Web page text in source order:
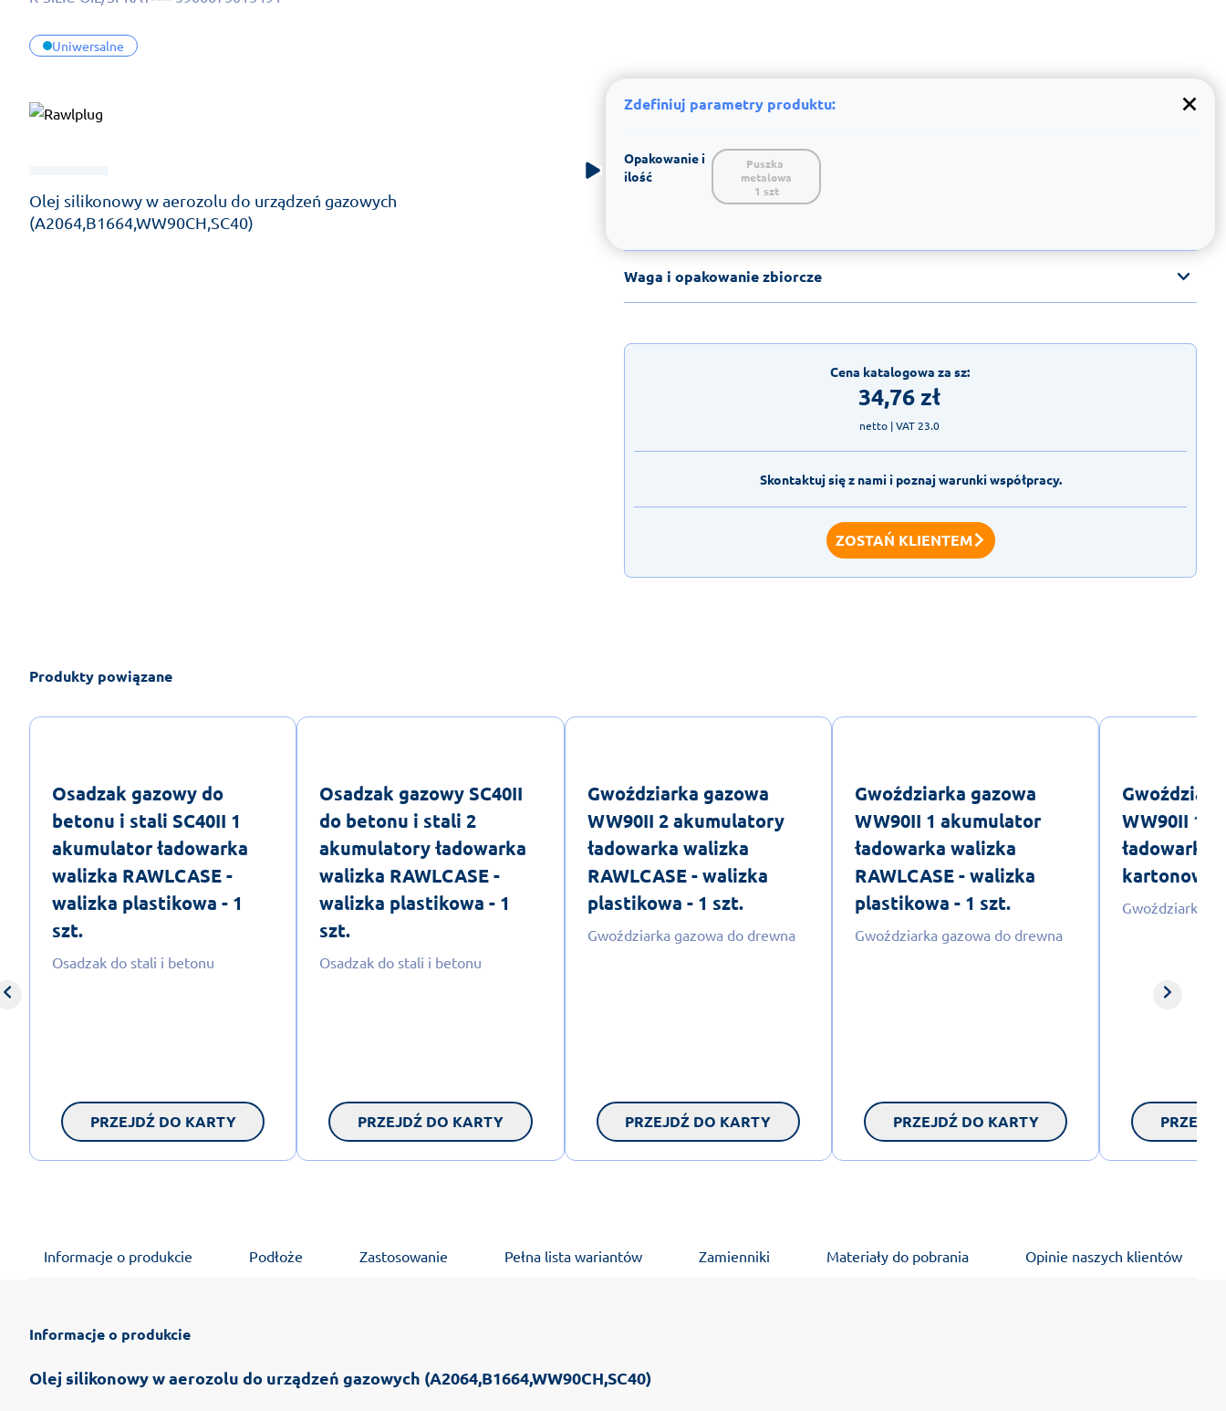
Uniwersalne
Olej silikonowy w aerozolu do urządzeń gazowych
(A2064,B1664,WW90CH,SC40)
Zdefiniuj parametry produktu:
Opakowanie i
ilość
Puszka
metalowa
1 szt
Waga i opakowanie zbiorcze
Cena katalogowa za sz:
34,76zł
netto | VAT 23.0
Skontaktuj się z nami i poznaj warunki współpracy.
ZOSTAŃ KLIENTEM
Produkty powiązane
Osadzak gazowy do
betonu i stali SC40II 1
akumulator ładowarka
walizka RAWLCASE -
walizka plastikowa - 1
szt.
Osadzak do stali i betonu
PRZEJDŹ DO KARTY
Osadzak gazowy SC40II
do betonu i stali 2
akumulatory ładowarka
walizka RAWLCASE -
walizka plastikowa - 1
szt.
Osadzak do stali i betonu
PRZEJDŹ DO KARTY
Gwoździarka gazowa
WW90II 2 akumulatory
ładowarka walizka
RAWLCASE - walizka
plastikowa - 1 szt.
Gwoździarka gazowa do drewna
PRZEJDŹ DO KARTY
Gwoździarka gazowa
WW90II 1 akumulator
ładowarka walizka
RAWLCASE - walizka
plastikowa - 1 szt.
Gwoździarka gazowa do drewna
PRZEJDŹ DO KARTY
WW90II 1
ładowarka
kartonowe
Gwoździarka
Informacje o produkcie Podłoże Zastosowanie Pełna lista wariantów Zamienniki Materiały do pobrania Opinie naszych klientów
Informacje o produkcie
Olej silikonowy w aerozolu do urządzeń gazowych (A2064,B1664,WW90CH,SC40)